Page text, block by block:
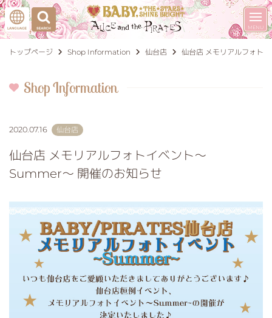
トップページ Shop Information 仙台店 仙台店 メモリアルフォト
Shop Information
2020.07.16 仙台店
仙台店 メモリアルフォトイベント〜
Summer〜 開催のお知らせ